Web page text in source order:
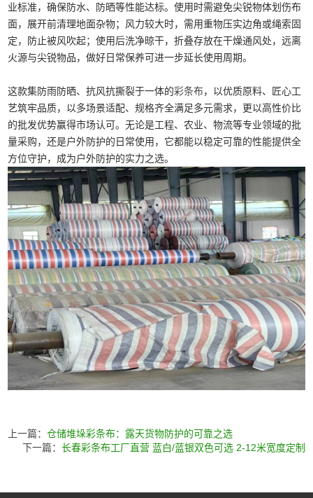
业标准，确保防水、防晒等性能达标。使用时需避免尖锐物体划伤布
面，展开前清理地面杂物；风力较大时，需用重物压实边角或绳索固
定，防止被风吹起；使用后洗净晾干，折叠存放在干燥通风处，远离
火源与尖锐物品，做好日常保养可进一步延长使用周期。
这款集防雨防晒、抗风抗撕裂于一体的彩条布，以优质原料、匠心工
艺筑牢品质，以多场景适配、规格齐全满足多元需求，更以高性价比
的批发优势赢得市场认可。无论是工程、农业、物流等专业领域的批
量采购，还是户外防护的日常使用，它都能以稳定可靠的性能提供全
方位守护，成为户外防护的实力之选。
上一篇：仓储堆垛彩条布：露天货物防护的可靠之选
下一篇： 长春彩条布工厂直营 蓝白/蓝银双色可选 2-12米宽度定制